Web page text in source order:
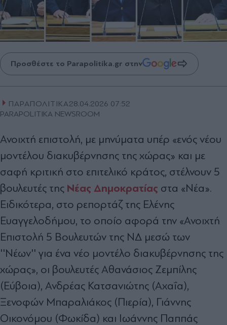
Προσθέστε το Parapolitika.gr στην
ΠΑΡΑΠΟΛΙΤΙΚΑ28.04.2026 07:52
PARAPOLITIKA NEWSROOM
Ανοιχτή επιστολή, με μηνύματα υπέρ «ενός νέου
μοντέλου διακυβέρνησης της χώρας» και με
σαφή κριτική στο επιτελικό κράτος, στέλνουν 5
βουλευτές της Νέας Δημοκρατίας στα «Νέα».
Ειδικότερα, στο ρεπορτάζ της Ελένης
Ευαγγελοδήμου, το οποίο αφορά την «Ανοιχτή
Επιστολή 5 Βουλευτών της ΝΔ μεσώ των
''Νέων'' για ένα νέο μοντέλο διακυβέρνησης της
χώρας», οι βουλευτές Αθανάσιος Ζεμπίλης
(Εύβοια), Ανδρέας Κατσανιώτης (Αχαΐα),
Ξενοφών Μπαραλιάκος (Πιερία), Γιάννης
Οικονόμου (Φωκίδα) και Ιωάννης Παππάς